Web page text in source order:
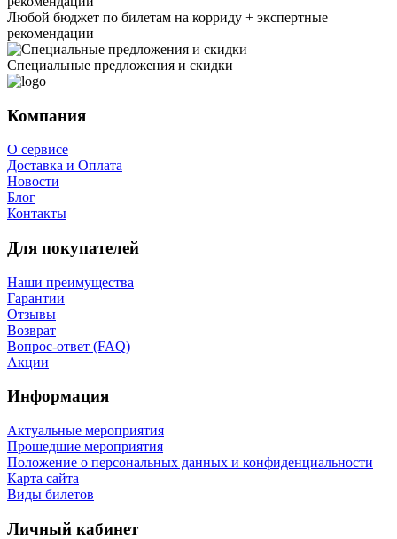
Любой бюджет по билетам на корриду + экспертные
рекомендации
Специальные предложения и скидки
Компания
О сервисе
Доставка и Оплата
Новости
Блог
Контакты
Для покупателей
Наши преимущества
Гарантии
Отзывы
Возврат
Вопрос-ответ (FAQ)
Акции
Информация
Актуальные мероприятия
Прошедшие мероприятия
Положение о персональных данных и конфиденциальности
Карта сайта
Виды билетов
Личный кабинет